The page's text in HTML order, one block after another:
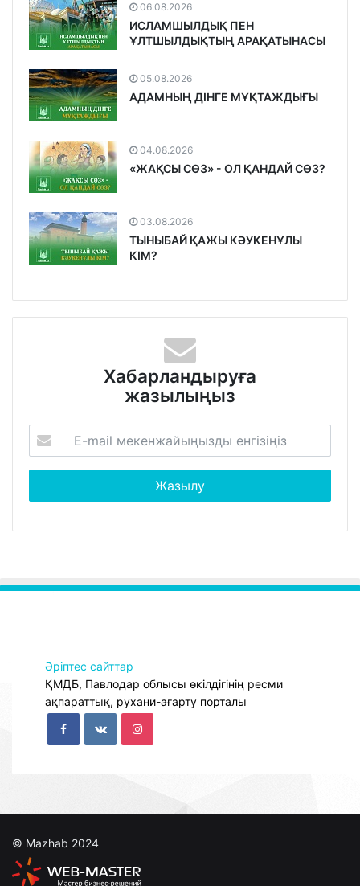
06.08.2026
ИСЛАМШЫЛДЫҚ ПЕН
ҰЛТШЫЛДЫҚТЫҢ АРАҚАТЫНАСЫ
05.08.2026
АДАМНЫҢ ДІНГЕ МҰҚТАЖДЫҒЫ
04.08.2026
«ЖАҚСЫ СӨЗ» - ОЛ ҚАНДАЙ СӨЗ?
03.08.2026
ТЫНЫБАЙ ҚАЖЫ КӘУКЕНҰЛЫ
КІМ?
Хабарландыруға
жазылыңыз
Әріптес сайттар
ҚМДБ, Павлодар облысы өкілдігінің ресми
ақпараттық, рухани-ағарту порталы
© Mazhab 2024